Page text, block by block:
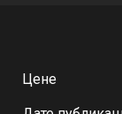
Цене